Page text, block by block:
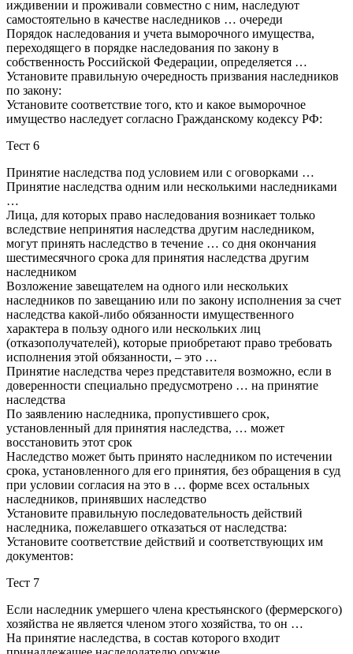
иждивении и проживали совместно с ним, наследуют
самостоятельно в качестве наследников … очереди
Порядок наследования и учета выморочного имущества,
переходящего в порядке наследования по закону в
собственность Российской Федерации, определяется …
Установите правильную очередность призвания наследников
по закону:
Установите соответствие того, кто и какое выморочное
имущество наследует согласно Гражданскому кодексу РФ:
Тест 6
Принятие наследства под условием или с оговорками …
Принятие наследства одним или несколькими наследниками
…
Лица, для которых право наследования возникает только
вследствие непринятия наследства другим наследником,
могут принять наследство в течение … со дня окончания
шестимесячного срока для принятия наследства другим
наследником
Возложение завещателем на одного или нескольких
наследников по завещанию или по закону исполнения за счет
наследства какой-либо обязанности имущественного
характера в пользу одного или нескольких лиц
(отказополучателей), которые приобретают право требовать
исполнения этой обязанности, – это …
Принятие наследства через представителя возможно, если в
доверенности специально предусмотрено … на принятие
наследства
По заявлению наследника, пропустившего срок,
установленный для принятия наследства, … может
восстановить этот срок
Наследство может быть принято наследником по истечении
срока, установленного для его принятия, без обращения в суд
при условии согласия на это в … форме всех остальных
наследников, принявших наследство
Установите правильную последовательность действий
наследника, пожелавшего отказаться от наследства:
Установите соответствие действий и соответствующих им
документов:
Тест 7
Если наследник умершего члена крестьянского (фермерского)
хозяйства не является членом этого хозяйства, то он …
На принятие наследства, в состав которого входит